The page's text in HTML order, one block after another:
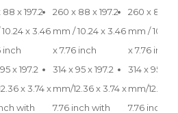
x 197.2
x 3.46
inch
x 197.2
x 3.74 x
with
260 x 88 x 197.2
mm / 10.24 x 3.46
x 7.76 inch
314 x 95 x 197.2
mm/12.36 x 3.74 x
7.76 inch with
260 x 88 x
mm / 10.24
x 7.76 inch
314 x 95 x
mm/12.36 x
7.76 inch